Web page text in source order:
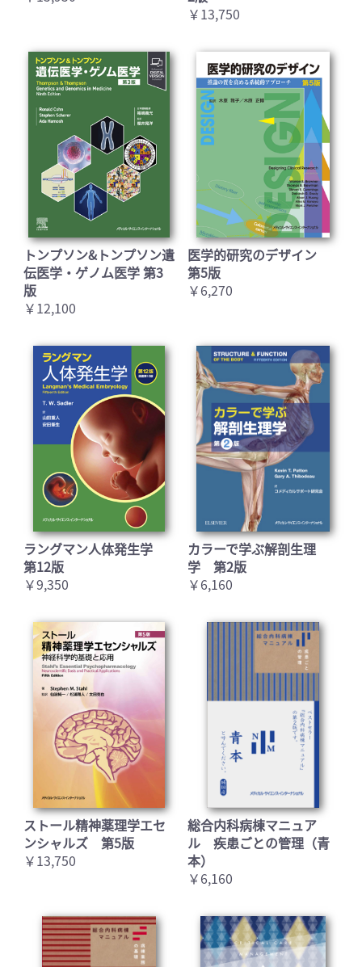
お買い物を続ける
￥13,750
トンプソン&トンプソン遺
伝医学・ゲノム医学 第3
版
￥12,100
医学的研究のデザイン
第5版
￥6,270
ラングマン人体発生学
第12版
￥9,350
カラーで学ぶ解剖生理
学 第2版
￥6,160
ストール精神薬理学エセ
ンシャルズ 第5版
￥13,750
総合内科病棟マニュア
ル 疾患ごとの管理（青
本）
￥6,160